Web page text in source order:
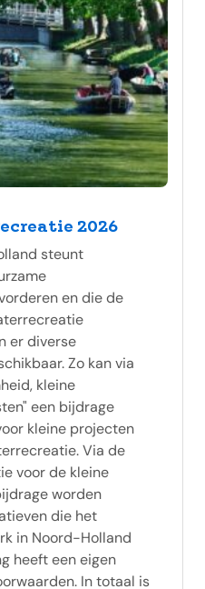
2026
steunt
en die de
er diverse
Zo kan via
kleine
een bijdrage
kleine projecten
Via de
voor de kleine
worden
die het
in Noord-Holland
heeft een eigen
In totaal is